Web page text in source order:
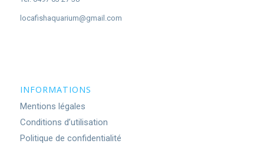
locafishaquarium@gmail.com
INFORMATIONS
Mentions légales
Conditions d’utilisation
Politique de confidentialité